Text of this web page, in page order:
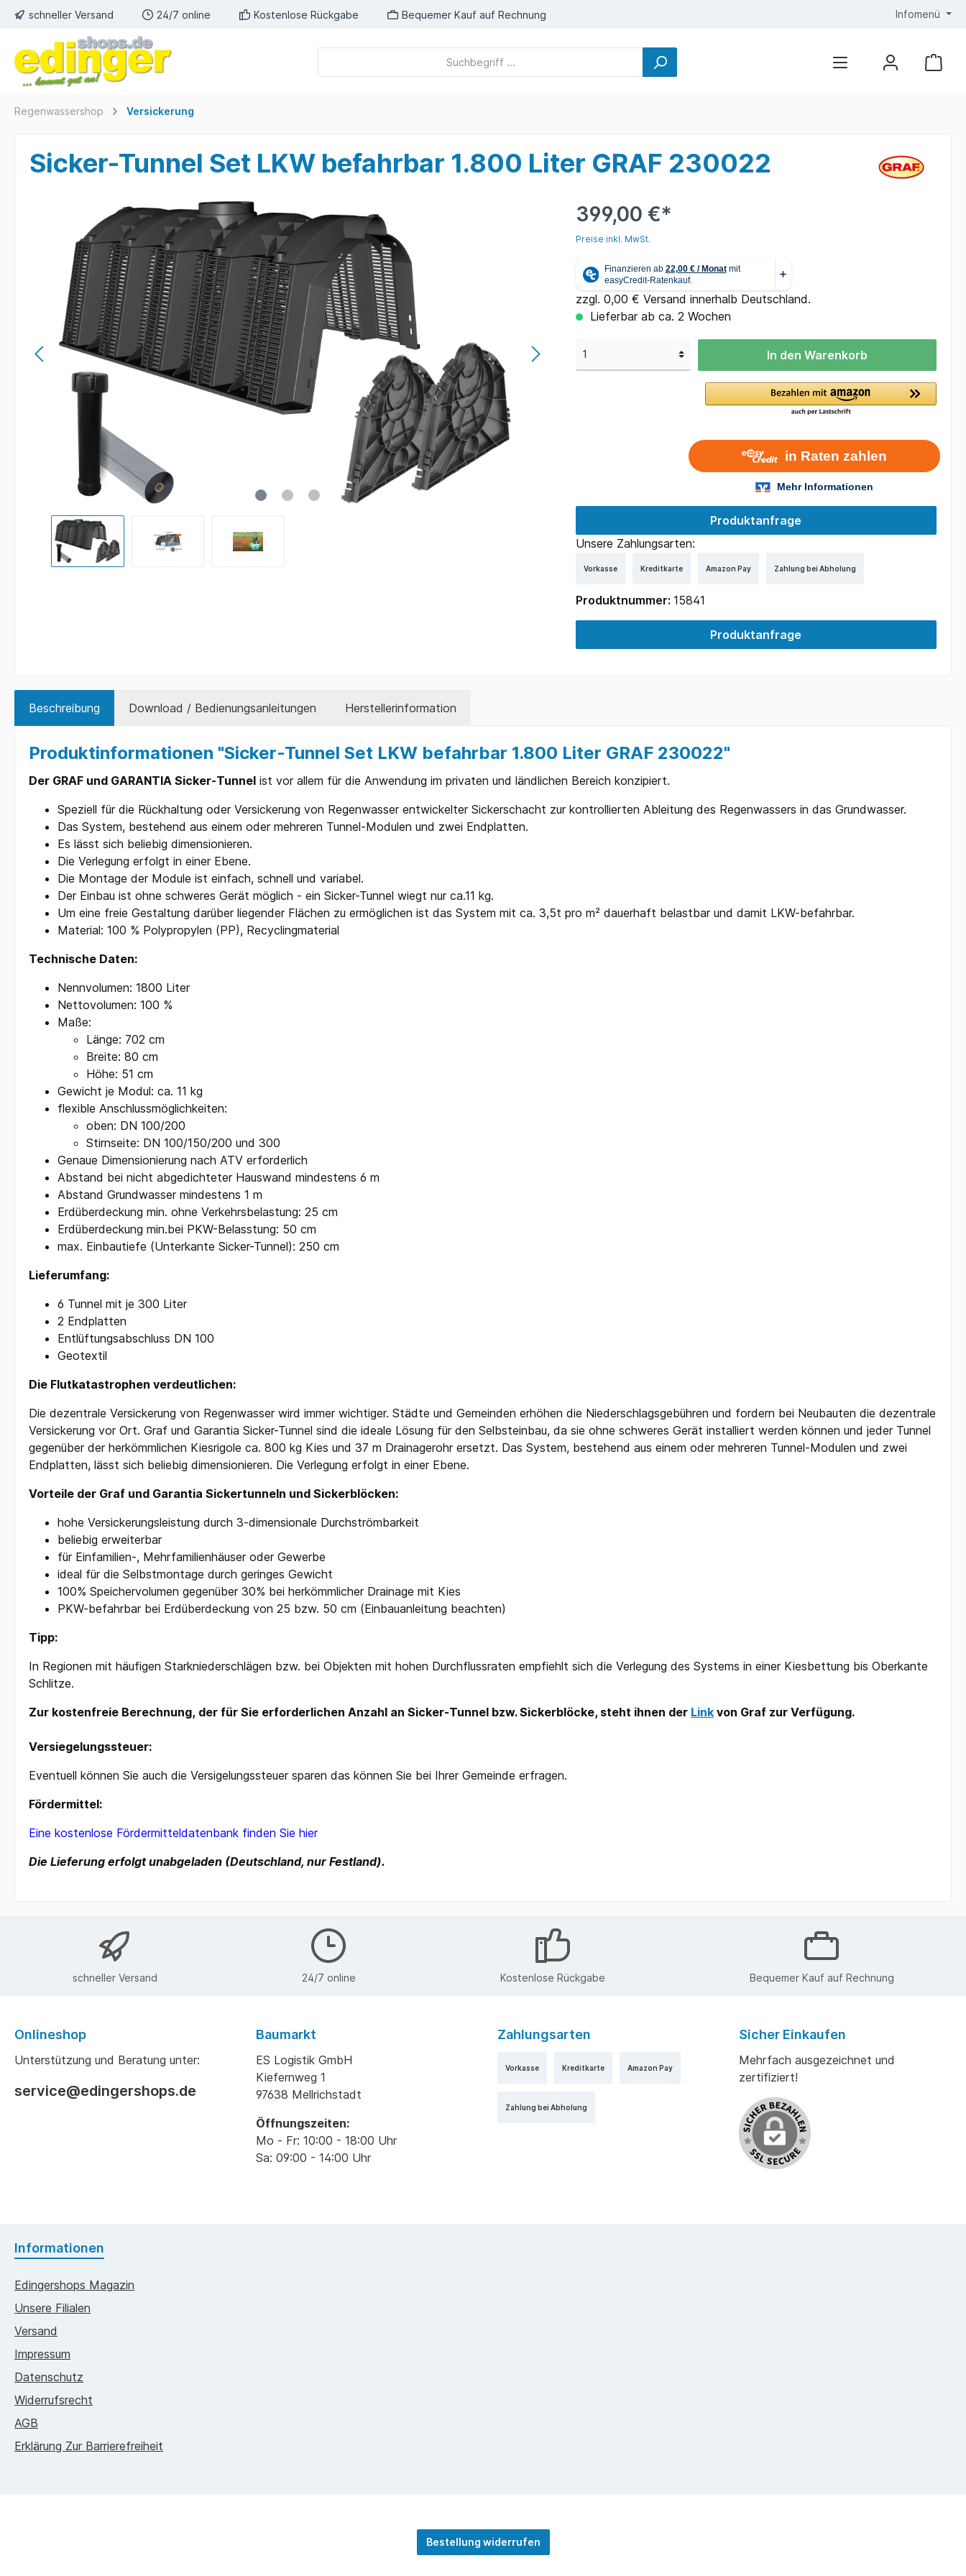
schneller Versand 24/7 online Kostenlose Rückgabe Bequemer Kauf auf Rechnung Infomenü
Regenwassershop Versickerung
Sicker-Tunnel Set LKW befahrbar 1.800 Liter GRAF 230022
399,00 €*
Preise inkl. MwSt.
zzgl. 0,00 € Versand innerhalb Deutschland.
Lieferbar ab ca. 2 Wochen
In den Warenkorb
Produktanfrage
Unsere Zahlungsarten:
Vorkasse Kreditkarte Amazon Pay Zahlung bei Abholung
Produktnummer: 15841
Produktanfrage
Beschreibung Download / Bedienungsanleitungen Herstellerinformation
Produktinformationen "Sicker-Tunnel Set LKW befahrbar 1.800 Liter GRAF 230022"
Der GRAF und GARANTIA Sicker-Tunnel ist vor allem für die Anwendung im privaten und ländlichen Bereich konzipiert.
Speziell für die Rückhaltung oder Versickerung von Regenwasser entwickelter Sickerschacht zur kontrollierten Ableitung des Regenwassers in das Grundwasser.
Das System, bestehend aus einem oder mehreren Tunnel-Modulen und zwei Endplatten.
Es lässt sich beliebig dimensionieren.
Die Verlegung erfolgt in einer Ebene.
Die Montage der Module ist einfach, schnell und variabel.
Der Einbau ist ohne schweres Gerät möglich - ein Sicker-Tunnel wiegt nur ca.11 kg.
Um eine freie Gestaltung darüber liegender Flächen zu ermöglichen ist das System mit ca. 3,5t pro m² dauerhaft belastbar und damit LKW-befahrbar.
Material: 100 % Polypropylen (PP), Recyclingmaterial
Technische Daten:
Nennvolumen: 1800 Liter
Nettovolumen: 100 %
Maße:
Länge: 702 cm
Breite: 80 cm
Höhe: 51 cm
Gewicht je Modul: ca. 11 kg
flexible Anschlussmöglichkeiten:
oben: DN 100/200
Stirnseite: DN 100/150/200 und 300
Genaue Dimensionierung nach ATV erforderlich
Abstand bei nicht abgedichteter Hauswand mindestens 6 m
Abstand Grundwasser mindestens 1 m
Erdüberdeckung min. ohne Verkehrsbelastung: 25 cm
Erdüberdeckung min.bei PKW-Belasstung: 50 cm
max. Einbautiefe (Unterkante Sicker-Tunnel): 250 cm
Lieferumfang:
6 Tunnel mit je 300 Liter
2 Endplatten
Entlüftungsabschluss DN 100
Geotextil
Die Flutkatastrophen verdeutlichen:
Die dezentrale Versickerung von Regenwasser wird immer wichtiger. Städte und Gemeinden erhöhen die Niederschlagsgebühren und fordern bei Neubauten die dezentrale
Versickerung vor Ort. Graf und Garantia Sicker-Tunnel sind die ideale Lösung für den Selbsteinbau, da sie ohne schweres Gerät installiert werden können und jeder Tunnel
gegenüber der herkömmlichen Kiesrigole ca. 800 kg Kies und 37 m Drainagerohr ersetzt. Das System, bestehend aus einem oder mehreren Tunnel-Modulen und zwei
Endplatten, lässt sich beliebig dimensionieren. Die Verlegung erfolgt in einer Ebene.
Vorteile der Graf und Garantia Sickertunneln und Sickerblöcken:
hohe Versickerungsleistung durch 3-dimensionale Durchströmbarkeit
beliebig erweiterbar
für Einfamilien-, Mehrfamilienhäuser oder Gewerbe
ideal für die Selbstmontage durch geringes Gewicht
100% Speichervolumen gegenüber 30% bei herkömmlicher Drainage mit Kies
PKW-befahrbar bei Erdüberdeckung von 25 bzw. 50 cm (Einbauanleitung beachten)
Tipp:
In Regionen mit häufigen Starkniederschlägen bzw. bei Objekten mit hohen Durchflussraten empfiehlt sich die Verlegung des Systems in einer Kiesbettung bis Oberkante
Schlitze.
Zur kostenfreie Berechnung, der für Sie erforderlichen Anzahl an Sicker-Tunnel bzw. Sickerblöcke, steht ihnen der Link von Graf zur Verfügung.
Versiegelungssteuer:
Eventuell können Sie auch die Versigelungssteuer sparen das können Sie bei Ihrer Gemeinde erfragen.
Fördermittel:
Eine kostenlose Fördermitteldatenbank finden Sie hier
Die Lieferung erfolgt unabgeladen (Deutschland, nur Festland).
schneller Versand 24/7 online Kostenlose Rückgabe Bequemer Kauf auf Rechnung
Onlineshop
Unterstützung und Beratung unter:
service@edingershops.de
Baumarkt
ES Logistik GmbH
Kiefernweg 1
97638 Mellrichstadt
Öffnungszeiten:
Mo - Fr: 10:00 - 18:00 Uhr
Sa: 09:00 - 14:00 Uhr
Zahlungsarten
Vorkasse Kreditkarte Amazon Pay
Zahlung bei Abholung
Sicher Einkaufen
Mehrfach ausgezeichnet und
zertifiziert!
Informationen
Edingershops Magazin
Unsere Filialen
Versand
Impressum
Datenschutz
Widerrufsrecht
AGB
Erklärung Zur Barrierefreiheit
Bestellung widerrufen